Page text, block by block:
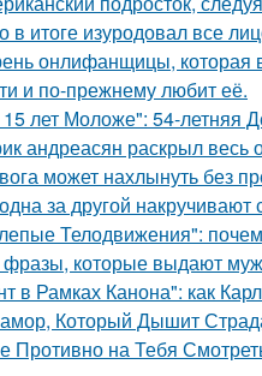
в итоге изуродовал все
онлифанщицы, которая
и по-прежнему любит её.
лет Моложе": 54-летняя
андреасян раскрыл весь
может нахлынуть без
за другой накручивают
Телодвижения":
которые выдают
в Рамках Канона": как
Который Дышит
Противно на Тебя